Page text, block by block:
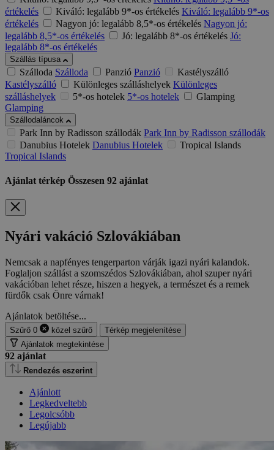
értékelés
Kiváló: legalább 9*-os értékelés Kiváló: legalább 9*-os
értékelés
Nagyon jó: legalább 8,5*-os értékelés Nagyon jó:
legalább 8,5*-os értékelés
Jó: legalább 8*-os értékelés Jó:
legalább 8*-os értékelés
Szállás típusa
Szálloda Szálloda Panzió Panzió
Kastélyszálló
Kastélyszálló
Különleges szálláshelyek Különleges
szálláshelyek
5*-os hotelek 5*-os hotelek
Glamping
Glamping
Szállodaláncok
Park Inn by Radisson szállodák Park Inn by Radisson szállodák
Danubius Hotelek Danubius Hotelek
Tropical Islands
Tropical Islands
Ajánlat térkép Összesen 92 ajánlat
Nyári vakáció Szlovákiában
Nemcsak a napfényes tengerparton várják igazi nyári kalandok.
Foglaljon szállást a szomszédos Szlovákiában, ahol szuper nyári
vakációban lehet része, hiszen a hegyek, a természet és a remek
fürdők csak Önre várnak!
Ajánlatok betöltése...
Szűrő 0 közel szűrő
Térkép megjelenítése
Ajánlatok megtekintése
92 ajánlat
Rendezés eszerint
Ajánlott
Legkedveltebb
Legolcsóbb
Legújabb